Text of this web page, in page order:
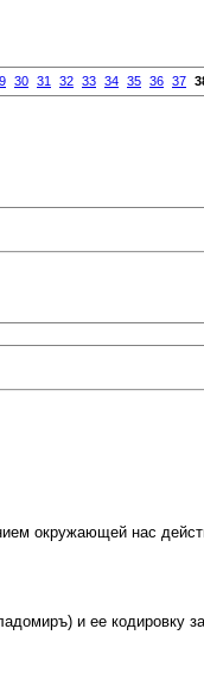
30 31 32 33 34 35 36 37
окружающей нас
и ее кодировку